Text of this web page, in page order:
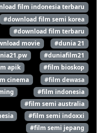
film indonesia terbaru
#download film semi korea
#download film terbaru
movie
#dunia 21
#duniafilm21
apik
#film bioskop
cinema
#film dewasa
#film indonesia
#film semi australia
#film semi indoxxi
#film semi jepang